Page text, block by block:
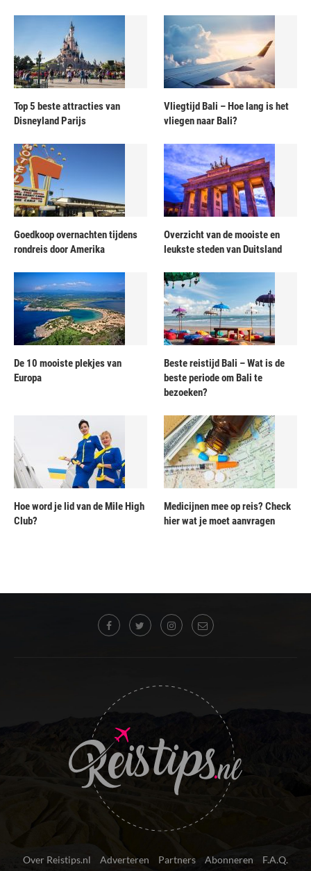
Top 5 beste attracties van
Disneyland Parijs
Vliegtijd Bali – Hoe lang is het
vliegen naar Bali?
Goedkoop overnachten tijdens
rondreis door Amerika
Overzicht van de mooiste en
leukste steden van Duitsland
De 10 mooiste plekjes van
Europa
Beste reistijd Bali – Wat is de
beste periode om Bali te
bezoeken?
Hoe word je lid van de Mile High
Club?
Medicijnen mee op reis? Check
hier wat je moet aanvragen
Over Reistips.nl Adverteren Partners Abonneren
F.A.Q.